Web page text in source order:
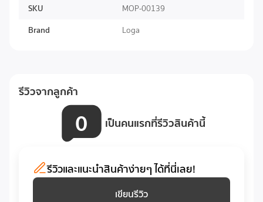
SKU MOP-00139
Brand Loga
รีวิวจากลูกค้า
0 เป็นคนแรกที่รีวิวสินค้านี้
รีวิวและแนะนำสินค้าง่ายๆ ได้ที่นี่เลย!
เขียนรีวิว